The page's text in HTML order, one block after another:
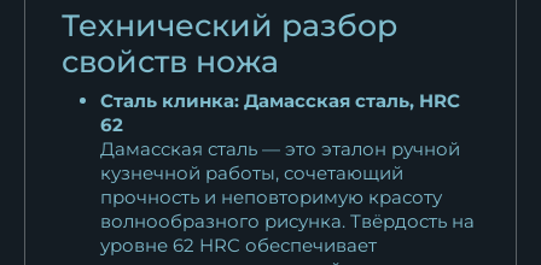
Технический разбор
свойств ножа
Сталь клинка: Дамасская сталь, HRC
62
Дамасская сталь — это эталон ручной
кузнечной работы, сочетающий
прочность и неповторимую красоту
волнообразного рисунка. Твёрдость на
уровне 62 HRC обеспечивает